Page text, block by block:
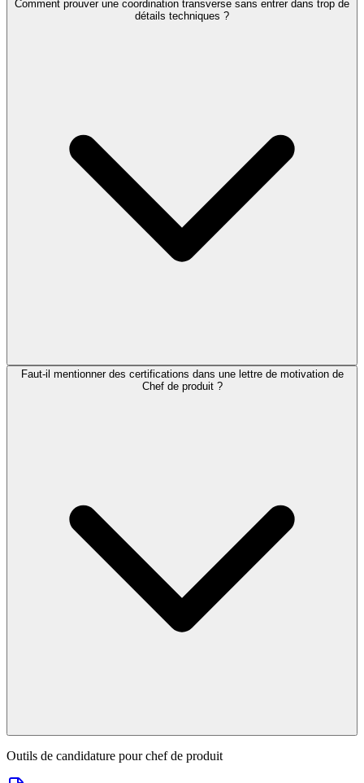
Comment prouver une coordination transverse sans entrer dans trop de
détails techniques ?
Faut-il mentionner des certifications dans une lettre de motivation de
Chef de produit ?
Outils de candidature pourchef de produit